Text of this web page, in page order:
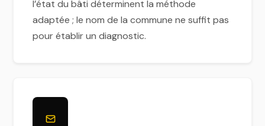
l’état du bâti déterminent la méthode
adaptée ; le nom de la commune ne suffit pas
pour établir un diagnostic.